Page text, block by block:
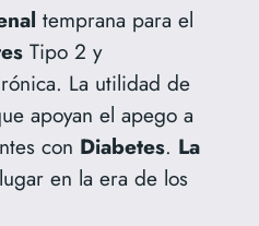
temprana para el
Tipo 2 y
La utilidad de
apoyan el apego a
con Diabetes. La
en la era de los